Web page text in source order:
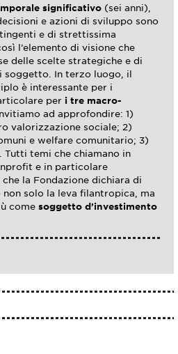
significativo (sei anni),
e azioni di sviluppo sono
e di strettissima
l’elemento di visione che
delle scelte strategiche e di
soggetto. In terzo luogo, il
è interessante per i
per i tre macro-
ad approfondire: 1)
valorizzazione sociale; 2)
e welfare comunitario; 3)
Tutti temi che chiamano in
e in particolare
la Fondazione dichiara di
solo la leva filantropica, ma
come soggetto d’investimento